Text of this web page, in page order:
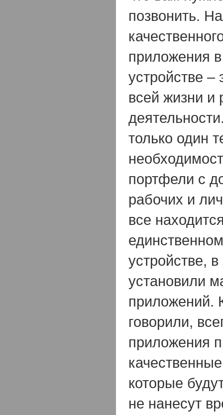
позвонить.
приложения
устройстве –
всей жизни и
только один
портфели с
рабочих и
все
устройстве,
установили
приложений.
говорили,
приложения
которые
не нанесут